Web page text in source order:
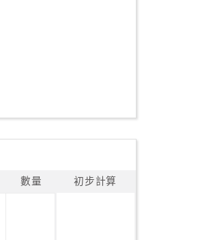
數量 初步計算